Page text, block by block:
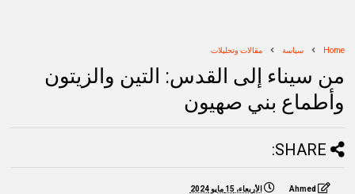
Home سياسة مقالات وتحليلات
من سيناء إلى القدس: التين والزيتون
وأطماع بني صهيون
SHARE:
Ahmed الأربعاء، 15 مايو 2024